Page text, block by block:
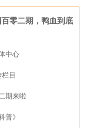
百零二期，鸭血到底
中心
目
期来啦
普》